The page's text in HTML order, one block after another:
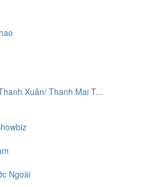
Xuân/ Thanh Mai T...
Ngoài